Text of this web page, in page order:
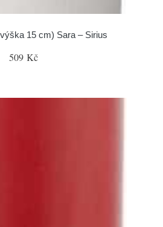
15 cm) Sara – Sirius
509 Kč